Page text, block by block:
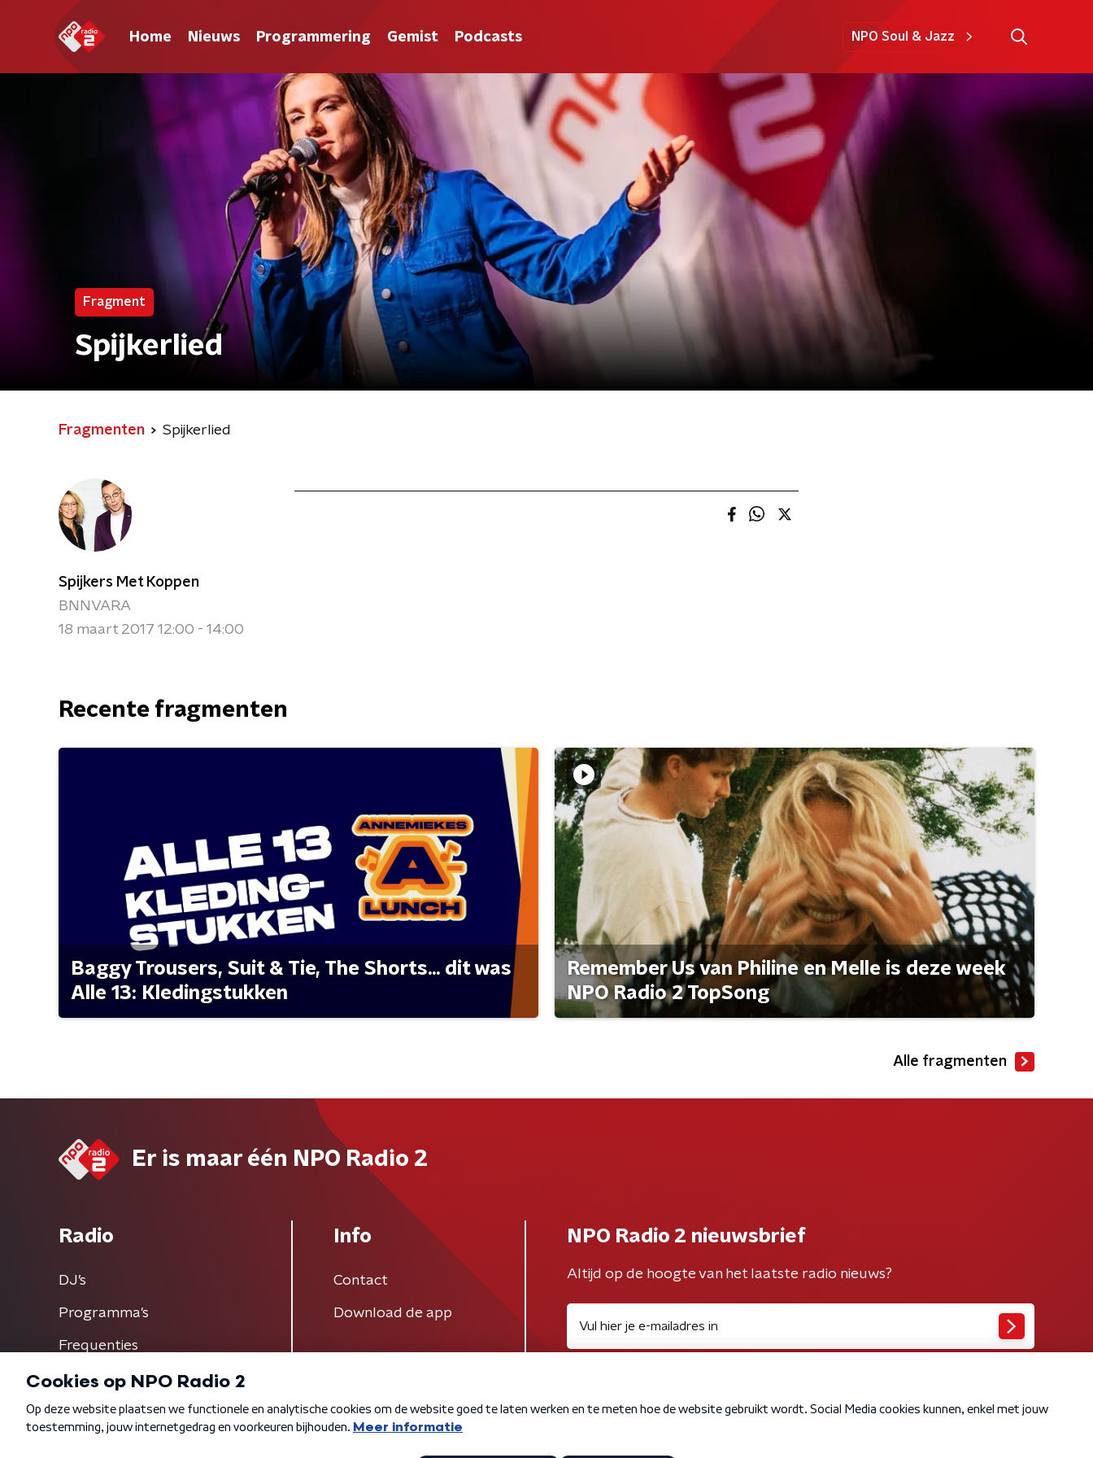
Home Nieuws Programmering Gemist Podcasts NPO Soul & Jazz
Fragment
Spijkerlied
Fragmenten Spijkerlied
Spijkers Met Koppen
BNNVARA
18 maart 2017 12:00 - 14:00
Recente fragmenten
Baggy Trousers, Suit & Tie, The Shorts... dit was
Alle 13: Kledingstukken
Remember Us van Philine en Melle is deze week
NPO Radio 2 TopSong
Alle fragmenten
Er is maar één NPO Radio 2
Radio
DJ’s
Programma's
Frequenties
Info
Contact
Download de app
NPO Radio 2 nieuwsbrief
Altijd op de hoogte van het laatste radio nieuws?
Algemene voorwaarden Privacybeleid